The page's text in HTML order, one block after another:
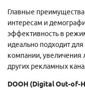
Главные
интересам и
эффективность в
идеально подходит
компании, увеличения
других рекламных
DOOH (Digital Out-of-